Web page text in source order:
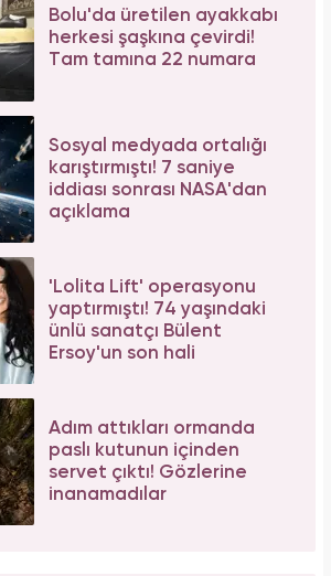
Bolu'da üretilen ayakkabı
herkesi şaşkına çevirdi!
Tam tamına 22 numara
Sosyal medyada ortalığı
karıştırmıştı! 7 saniye
iddiası sonrası NASA'dan
açıklama
'Lolita Lift' operasyonu
yaptırmıştı! 74 yaşındaki
ünlü sanatçı Bülent
Ersoy'un son hali
Adım attıkları ormanda
paslı kutunun içinden
servet çıktı! Gözlerine
inanamadılar